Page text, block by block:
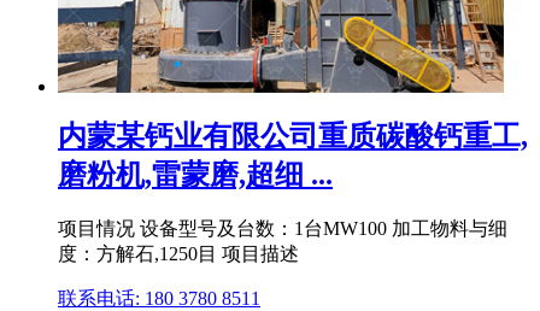
内蒙某钙业有限公司重质碳酸钙重工,
磨粉机,雷蒙磨,超细 ...
项目情况 设备型号及台数：1台MW100 加工物料与细
度：方解石,1250目 项目描述
联系电话: 180 3780 8511